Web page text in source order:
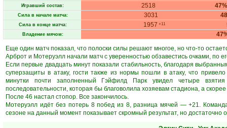
Игравший состав: 47%
2518
Сила в начале матча: 3031
Сила в конце матча: 1957 +11
Владение мячом:
Еще один матч показал, что полоски силы решают многое, но что-то
Арброт и Мотеруэлл начали матч с уверенностью обзавестись очками, по
Если первые двадцать минут показали стабильность, благодаря
суперзащиты в атаку, гости также из нормы пошли в атаку, что
минутки почти заполненный Гэйфилд Парк увидел четыре
последовательности, которая бы благоволила хозяевам стадиона, а
После 46 настал стопор. Все закончилось.
Мотеруэлл идёт без потерь 8 побед из 8, разница мячей — +21.
сезоне на данный момент показывает скромный результат, но достаточно